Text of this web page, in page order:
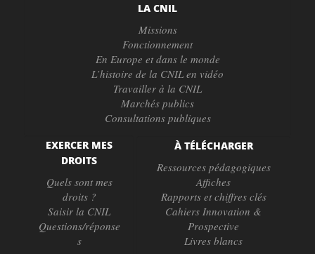
LA CNIL
Missions
Fonctionnement
En Europe et dans le monde
L’histoire de la CNIL en vidéo
Travailler à la CNIL
Marchés publics
Consultations publiques
EXERCER MES
DROITS
Quels sont mes
droits ?
Saisir la CNIL
Questions/réponse
s
À TÉLÉCHARGER
Ressources pédagogiques
Affiches
Rapports et chiffres clés
Cahiers Innovation &
Prospective
Livres blancs